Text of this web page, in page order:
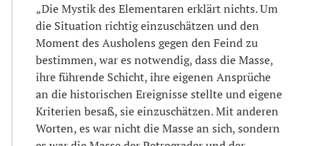
„Die Mystik des Elementaren erklärt nichts. Um
die Situation richtig einzuschätzen und den
Moment des Ausholens gegen den Feind zu
bestimmen, war es notwendig, dass die Masse,
ihre führende Schicht, ihre eigenen Ansprüche
an die historischen Ereignisse stellte und eigene
Kriterien besaß, sie einzuschätzen. Mit anderen
Worten, es war nicht die Masse an sich, sondern